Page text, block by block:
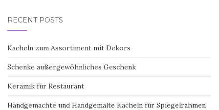
RECENT POSTS
Kacheln zum Assortiment mit Dekors
Schenke außergewöhnliches Geschenk
Keramik für Restaurant
Handgemachte und Handgemalte Kacheln für Spiegelrahmen